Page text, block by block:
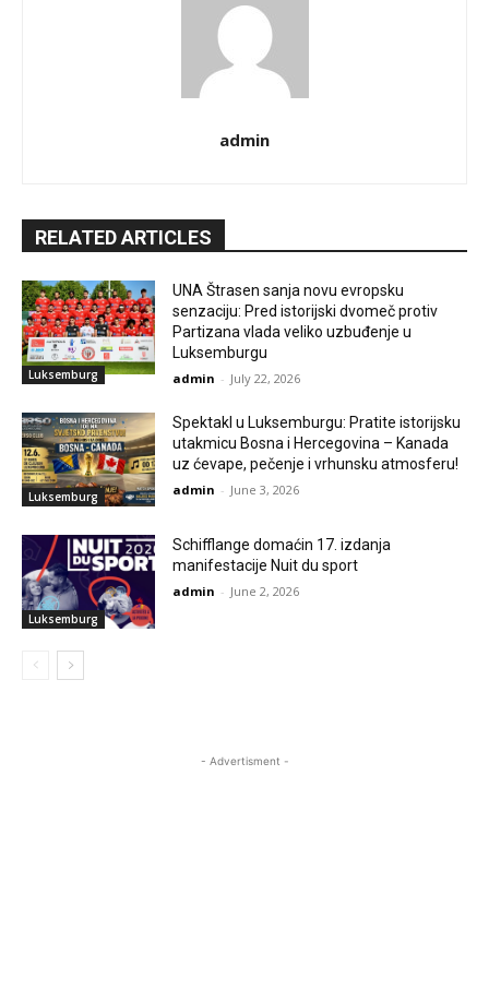
admin
RELATED ARTICLES
Luksemburg
UNA Štrasen sanja novu evropsku
senzaciju: Pred istorijski dvomeč protiv
Partizana vlada veliko uzbuđenje u
Luksemburgu
admin - July 22, 2026
Luksemburg
Spektakl u Luksemburgu: Pratite istorijsku
utakmicu Bosna i Hercegovina – Kanada
uz ćevape, pečenje i vrhunsku atmosferu!
admin - June 3, 2026
Luksemburg
Schifflange domaćin 17. izdanja
manifestacije Nuit du sport
admin - June 2, 2026
- Advertisment -